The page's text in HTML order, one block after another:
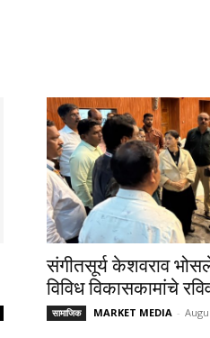
संगीतसूर्य केशवराव
विविध विकासकामांचे
सामाजिक MARKET MEDIA -